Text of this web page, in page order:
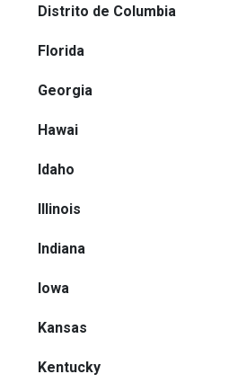
Distrito de Columbia
Florida
Georgia
Hawai
Idaho
Illinois
Indiana
Iowa
Kansas
Kentucky